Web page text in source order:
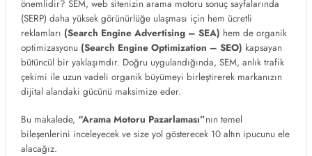
önemlidir? SEM, web sitenizin arama motoru sonuç sayfalarında
(SERP) daha yüksek görünürlüğe ulaşması için hem ücretli
reklamları (Search Engine Advertising – SEA) hem de organik
optimizasyonu (Search Engine Optimization – SEO) kapsayan
bütüncül bir yaklaşımdır. Doğru uygulandığında, SEM, anlık trafik
çekimi ile uzun vadeli organik büyümeyi birleştirerek markanızın
dijital alandaki gücünü maksimize eder.
Bu makalede, “Arama Motoru Pazarlaması”nın temel
bileşenlerini inceleyecek ve size yol gösterecek 10 altın ipucunu ele
alacağız.